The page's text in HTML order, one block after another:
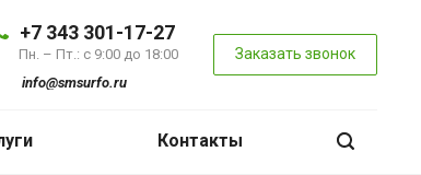
+7 343 301-17-27
Пн. – Пт.: с 9:00 до 18:00
info@smsurfo.ru
Заказать звонок
Контакты